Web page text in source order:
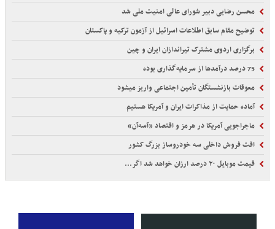
محسن رضایی دبیر شورای عالی امنیت ملی شد
توضیح مقام سابق اطلاعات اسرائیل از آزمون ترکیه و پاکستان
برگزاری اردوی مشترک تیراندازان ایران و چین
معوقات بازنشستگان تأمین اجتماعی واریز میشود
آماده حمایت از مذاکرات ایران و آمریکا هستیم
ماجراجویی آمریکا در هرمز و اقتصاد «آسه‌آن»
افت فروش داخلی سه خودروساز بزرگ کشور
قیمت موبایل ۲۰ درصد ارزان خواهد شد اگر...